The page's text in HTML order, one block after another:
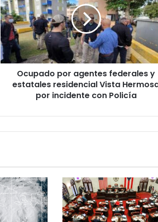
federales
y
estatales
residencial
Vista
Hermosa
incidente
Ocupado por agentes federales y
estatales residencial Vista
por incidente con Policía